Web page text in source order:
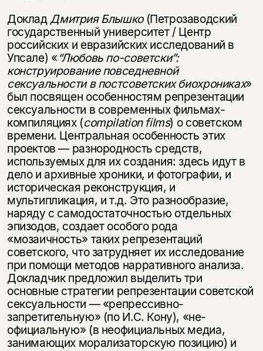
Доклад Дмитрия Блышко (Петрозаводский
государственный университет / Центр
российских и евразийских исследований в
Упсале) « “Любовь по-советски”:
конструирование повседневной
сексуальности в постсоветских биохрониках»
был посвящен особенностям репрезентации
сексуальности в современных фильмах-
компиляциях (compilation films) о советском
времени. Центральная особенность этих
проектов — разнородность средств,
используемых для их создания: здесь идут в
дело и архивные хроники, и фотографии, и
историческая реконструкция, и
мультипликация, и т.д. Это разнообразие,
наряду с самодостаточностью отдельных
эпизодов, создает особого рода
«мозаичность» таких репрезентаций
советского, что затрудняет их исследование
при помощи методов нарративного анализа.
Докладчик предложил выделить три
основные стратегии репрезентации советской
сексуальности — «репрессивно-
запретительную» (по И.С. Кону), «не­
официальную» (в неофициальных медиа,
занимающих морализаторскую пози­цию) и